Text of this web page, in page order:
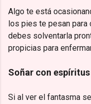
Algo te está
los pies te pesan para
debes solventarla
propicias para
Soñar con
Si al ver el fantasma